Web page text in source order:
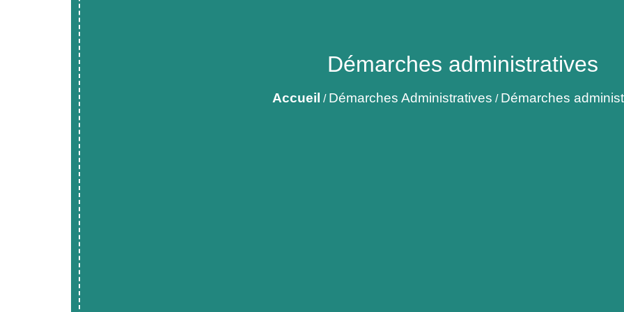
Démarches administratives
Accueil / Démarches Administratives / Démarches